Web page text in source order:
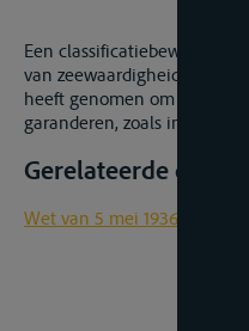
Een classificatiebewijs
van zeewaardigheid dat de
heeft genomen om de
garanderen, zoals in art. 31
Gerelateerde
Wet van 5 mei 1936 op de